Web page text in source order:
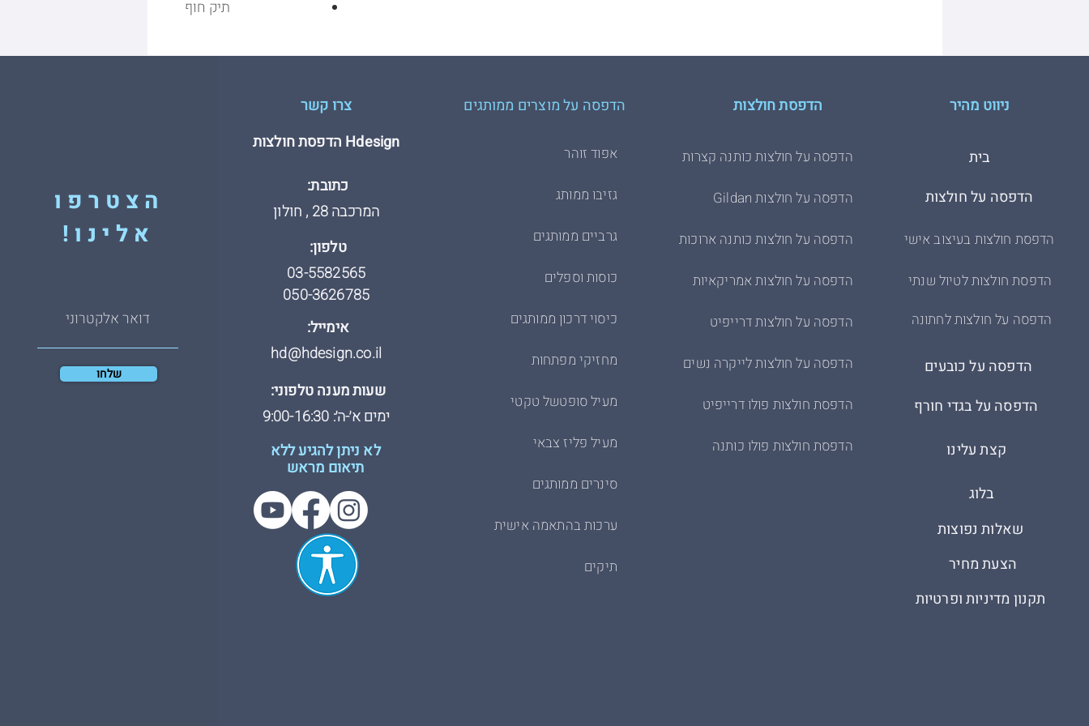
תיק חוף
הצטרפו
אלינו!
שלחו
צרו קשר
Hdesign הדפסת חולצות
כתובת:
המרכבה 28 , חולון
טלפון:
03-5582565
050-3626785
אימייל:
hd@hdesign.co.il
שעות מענה טלפוני:
ימים א׳-ה׳: 9:00-16:30
לא ניתן להגיע ללא
תיאום מראש
הדפסה על מוצרים ממותגים
אפוד זוהר
גזיבו ממותג
גרביים ממותגים
כוסות וספלים
כיסוי דרכון ממותגים
מחזיקי מפתחות
מעיל סופטשל טקטי
מעיל פליז צבאי
סינרים ממותגים
ערכות בהתאמה אישית
תיקים
הדפסת חולצות
הדפסה על חולצות כותנה קצרות
הדפסה על חולצות Gildan
הדפסה על חולצות כותנה ארוכות
הדפסה על חולצות אמריקאיות
הדפסה על חולצות דרייפיט
הדפסה על חולצות לייקרה נשים
הדפסת חולצות פולו דרייפיט
הדפסת חולצות פולו כותנה
ניווט מהיר
בית
הדפסת חולצות בעיצוב אישי
הדפסה על חולצות
הדפסה על חולצות לחתונה
הדפסת חולצות לטיול שנתי
הדפסה על בגדי חורף
הדפסה על כובעים
קצת עלינו
הצעת מחיר
תקנון מדיניות ופרטיות
שאלות נפוצות
בלוג